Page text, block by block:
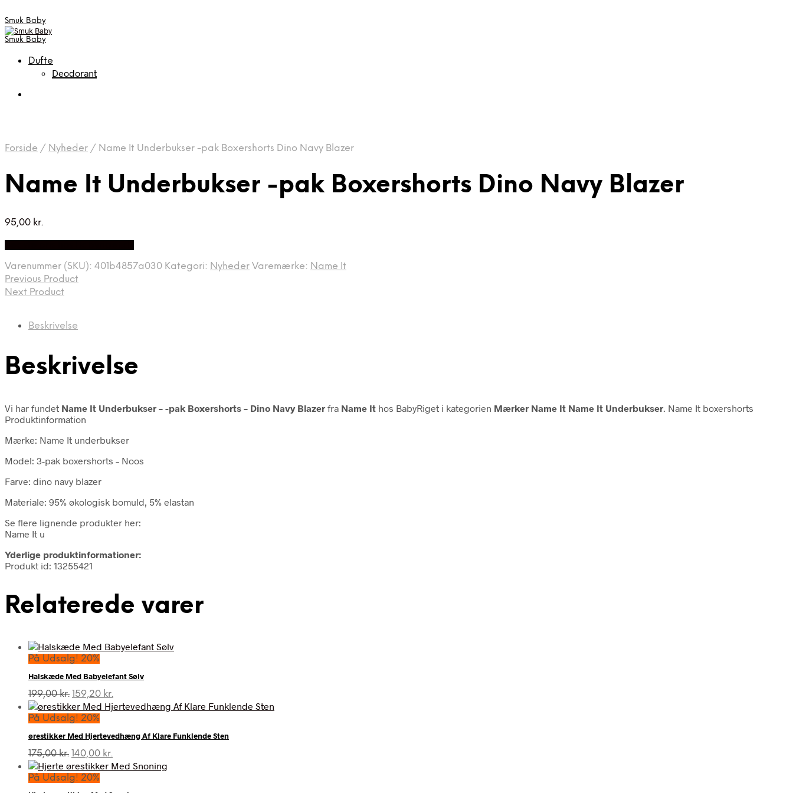
Smuk Baby
Smuk Baby
Dufte
Deodorant
Forside / Nyheder / Name It Underbukser -pak Boxershorts Dino Navy Blazer
Name It Underbukser -pak Boxershorts Dino Navy Blazer
95,00 kr.
Varenummer (SKU): 401b4857a030 Kategori: Nyheder Varemærke: Name It
Previous Product
Next Product
Beskrivelse
Beskrivelse
Vi har fundet Name It Underbukser – -pak Boxershorts – Dino Navy Blazer fra Name It hos BabyRiget i kategorien Mærker Name It Name It Underbukser . Name It boxershorts
Produktinformation
Mærke: Name It underbukser
Model: 3-pak boxershorts – Noos
Farve: dino navy blazer
Materiale: 95% økologisk bomuld, 5% elastan
Se flere lignende produkter her:
Name It u
Yderlige produktinformationer:
Produkt id: 13255421
Relaterede varer
På Udsalg! 20%
Halskæde Med Babyelefant Sølv
199,00kr. Den
oprindelige
pris
199,00 kr..
159,20 kr.
aktuelle
159,20 kr..
På Udsalg! 20%
ørestikker Med Hjertevedhæng Af Klare Funklende Sten
175,00kr. Den
oprindelige
pris
140,00 kr.
aktuelle
På Udsalg! 20%